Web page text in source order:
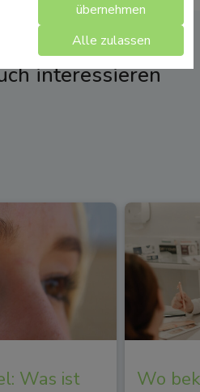
interessieren
Was ist
Wo
übernehmen
Alle zulassen